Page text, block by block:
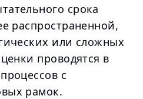
срока
распространенной,
или сложных
проводятся в
с
рамок.